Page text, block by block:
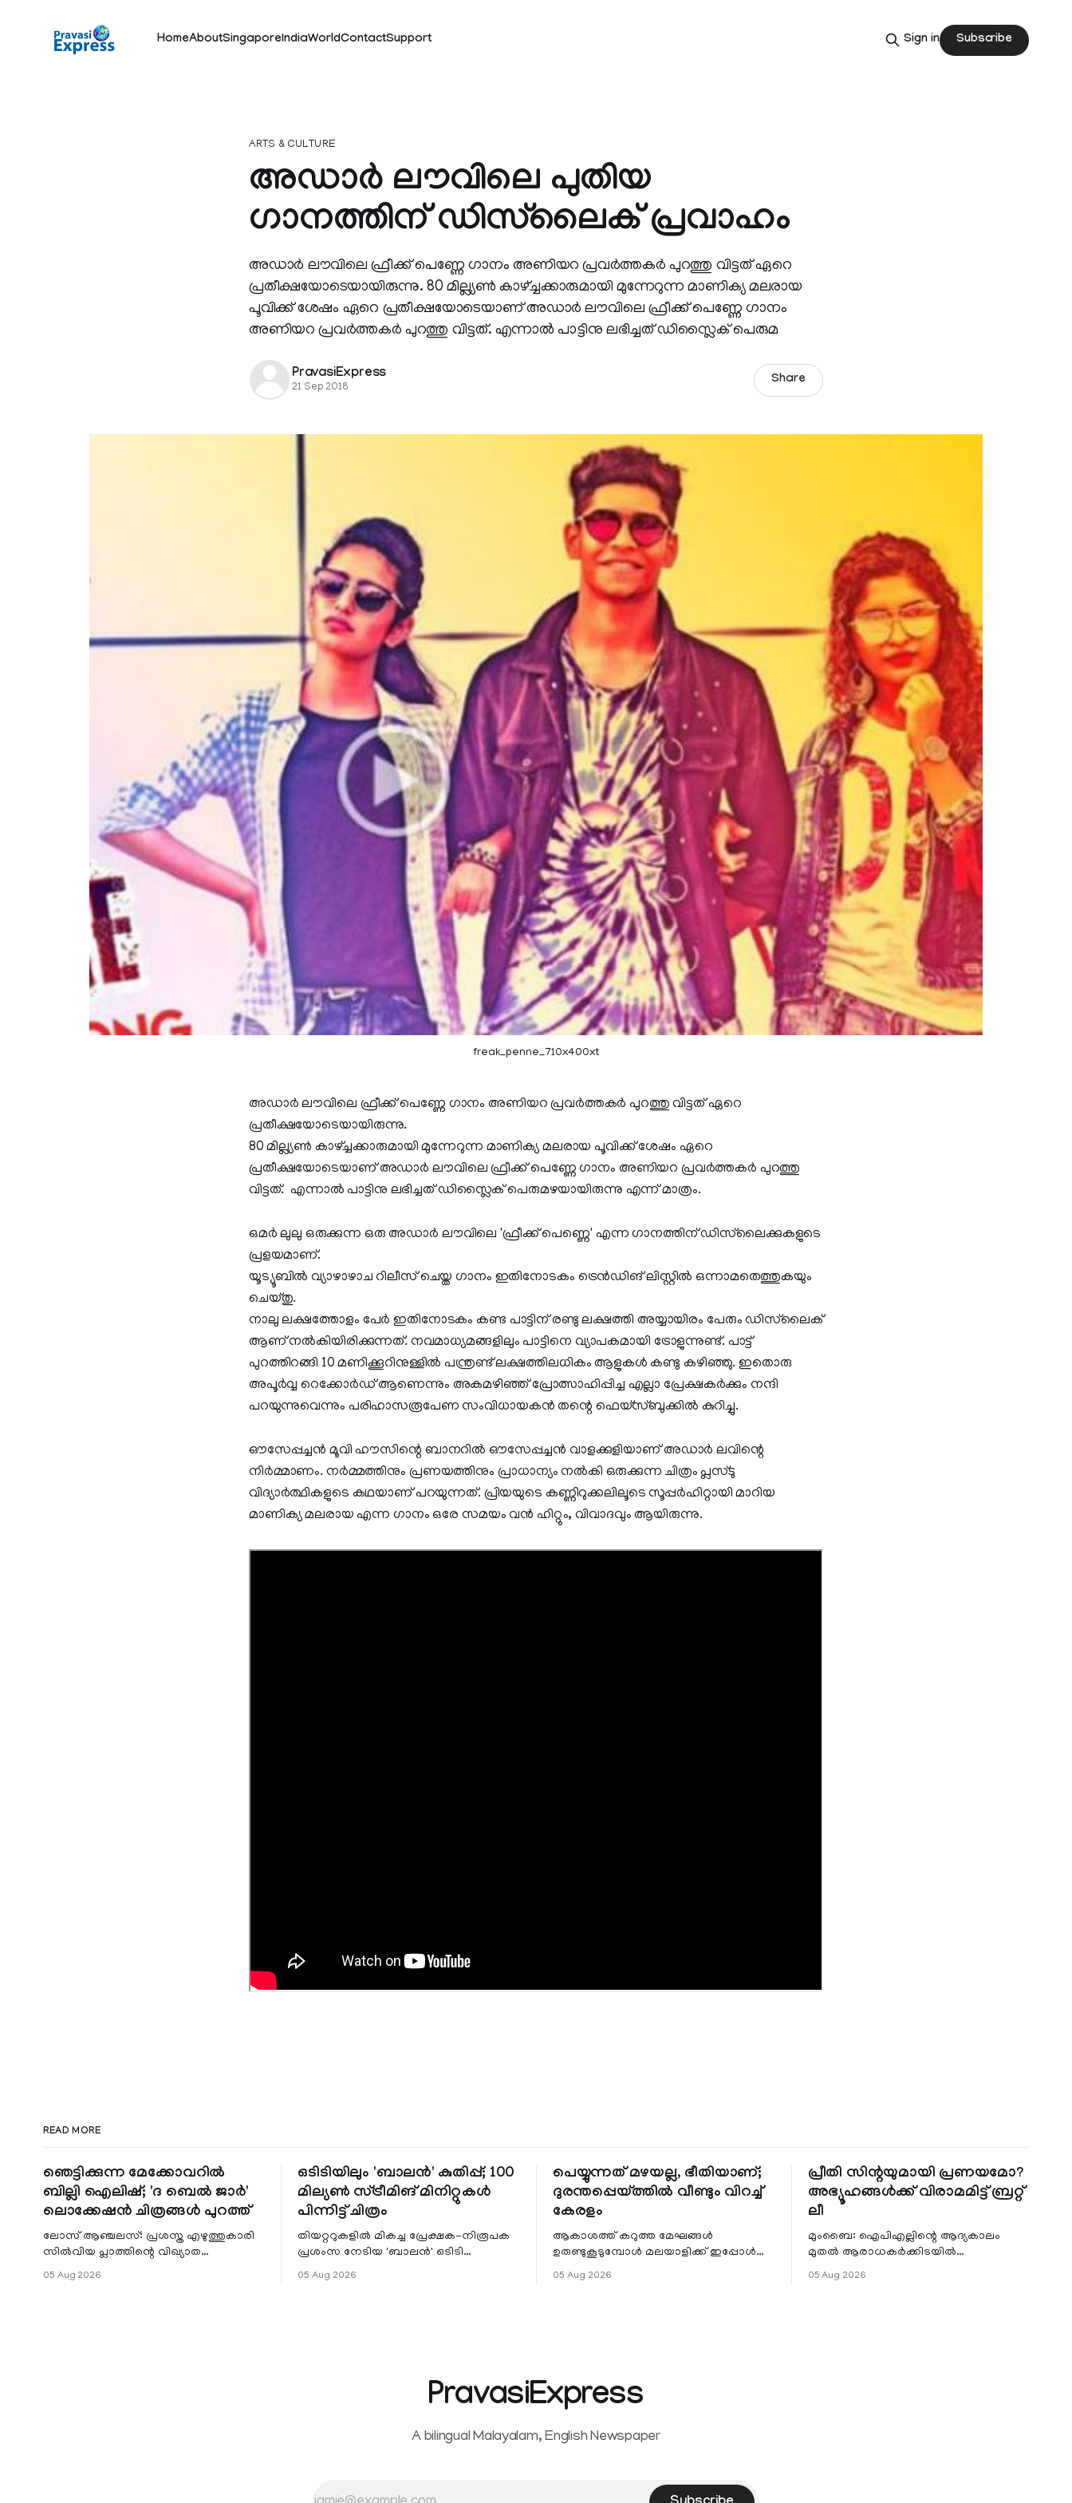
HomeAboutSingaporeIndiaWorldContactSupport Sign in Subscribe
ARTS & CULTURE
അഡാര്‍ ലൗവിലെ പുതിയ
ഗാനത്തിന് ഡിസ്‌ലൈക് പ്രവാഹം
അഡാര്‍ ലൗവിലെ ഫ്രീക്ക് പെണ്ണേ ഗാനം അണിയറ പ്രവർത്തകർ പുറത്തു വിട്ടത് ഏറെ
പ്രതീക്ഷയോടെയായിരുന്നു. 80 മില്ല്യണ്‍ കാഴ്ച്ചക്കാരുമായി മുന്നേറുന്ന മാണിക്യ മലരായ
പൂവിക്ക് ശേഷം ഏറെ പ്രതീക്ഷയോടെയാണ് അഡാര്‍ ലൗവിലെ ഫ്രീക്ക് പെണ്ണേ ഗാനം
അണിയറ പ്രവർത്തകർ പുറത്തു വിട്ടത്. എന്നാല്‍ പാട്ടിനു ലഭിച്ചത് ഡിസ്ലൈക്‌ പെരുമ
PravasiExpress
21 Sep 2018
Share
freak_penne_710x400xt
അഡാര്‍ ലൗവിലെ ഫ്രീക്ക് പെണ്ണേ ഗാനം അണിയറ പ്രവർത്തകർ പുറത്തു വിട്ടത് ഏറെ
പ്രതീക്ഷയോടെയായിരുന്നു.
80 മില്ല്യണ്‍ കാഴ്ച്ചക്കാരുമായി മുന്നേറുന്ന മാണിക്യ മലരായ പൂവിക്ക് ശേഷം ഏറെ
പ്രതീക്ഷയോടെയാണ് അഡാര്‍ ലൗവിലെ ഫ്രീക്ക് പെണ്ണേ ഗാനം അണിയറ പ്രവർത്തകർ പുറത്തു
വിട്ടത്. എന്നാല്‍ പാട്ടിനു ലഭിച്ചത് ഡിസ്ലൈക്‌ പെരുമഴയായിരുന്നു എന്ന് മാത്രം.
ഒമര്‍ ലുലു ഒരുക്കുന്ന ഒരു അഡാര്‍ ലൗവിലെ 'ഫ്രീക്ക് പെണ്ണെ' എന്ന ഗാനത്തിന് ഡിസ്‌ലൈക്കുകളുടെ
പ്രളയമാണ്.
യൂട്യൂബില്‍ വ്യാഴാഴാച റിലീസ് ചെയ്ത ഗാനം ഇതിനോടകം ട്രെന്‍ഡിങ് ലിസ്റ്റില്‍ ഒന്നാമതെത്തുകയും
ചെയ്തു.
നാലു ലക്ഷത്തോളം പേർ ഇതിനോടകം കണ്ട പാട്ടിന് രണ്ടു ലക്ഷത്തി അയ്യായിരം പേരും ഡിസ്‌ലൈക്
ആണ് നൽകിയിരിക്കുന്നത്. നവമാധ്യമങ്ങളിലും പാട്ടിനെ വ്യാപകമായി ട്രോളുന്നുണ്ട്. പാട്ട്
പുറത്തിറങ്ങി 10 മണിക്കൂറിനുള്ളില്‍ പന്ത്രണ്ട് ലക്ഷത്തിലധികം ആളുകള്‍ കണ്ടു കഴിഞ്ഞു. ഇതൊരു
അപൂര്‍വ്വ റെക്കോര്‍ഡ് ആണെന്നും അകമഴിഞ്ഞ് പ്രോത്സാഹിപ്പിച്ച എല്ലാ പ്രേക്ഷകര്‍ക്കും നന്ദി
പറയുന്നുവെന്നും പരിഹാസരൂപേണ സംവിധായകന്‍ തന്റെ ഫെയ്‌സ്ബുക്കില്‍ കുറിച്ചു.
ഔസേപ്പച്ചന്‍ മൂവി ഹൗസിന്റെ ബാനറില്‍ ഔസേപ്പച്ചന്‍ വാളക്കുളിയാണ് അഡാര്‍ ലവിന്റെ
നിര്‍മ്മാണം. നര്‍മ്മത്തിനും പ്രണയത്തിനും പ്രാധാന്യം നല്‍കി ഒരുക്കുന്ന ചിത്രം പ്ലസ്ടു
വിദ്യാര്‍ത്ഥികളുടെ കഥയാണ് പറയുന്നത്. പ്രിയയുടെ കണ്ണിറുക്കലിലൂടെ സൂപ്പര്‍ഹിറ്റായി മാറിയ
മാണിക്യ മലരായ എന്ന ഗാനം ഒരേ സമയം വൻ ഹിറ്റും, വിവാദവും ആയിരുന്നു.
READ MORE
ഞെട്ടിക്കുന്ന മേക്കോവറിൽ
ബില്ലി ഐലിഷ്; 'ദ ബെൽ ജാർ'
ലൊക്കേഷൻ ചിത്രങ്ങൾ പുറത്ത്
ലോസ് ആഞ്ചലസ്: പ്രശസ്ത എഴുത്തുകാരി
സിൽവിയ പ്ലാത്തിന്റെ വിഖ്യാത
ബെൽ ജാർ' എന്ന ചിത്രത്തി
05 Aug 2026
ഒടിടിയിലും 'ബാലൻ' കുതിപ്പ്; 100
മില്യൺ സ്ട്രീമിങ് മിനിറ്റുകൾ
പിന്നിട്ട് ചിത്രം
തിയറ്ററുകളിൽ മികച്ച പ്രേക്ഷക-നിരൂപക
പ്രശംസ നേടിയ 'ബാലൻ' ഒടിടി
തുടരുന്നു. സീ5-ൽ
05 Aug 2026
പെയ്യുന്നത് മഴയല്ല, ഭീതിയാണ്;
ദുരന്തപ്പെയ്ത്തിൽ വീണ്ടും വിറച്ച്
കേരളം
ആകാശത്ത് കറുത്ത മേഘങ്ങൾ
ഉരുണ്ടുകൂടുമ്പോൾ മലയാളിക്ക് ഇപ്പോൾ
വിറയലാണ്. മഴ ഒരുകാലത്ത്
05 Aug 2026
പ്രീതി സിന്റയുമായി പ്രണയമോ?
അഭ്യൂഹങ്ങൾക്ക് വിരാമമിട്ട് ബ്രറ്റ്
ലീ
മുംബൈ: ഐപിഎല്ലിന്റെ ആദ്യകാലം
മുതൽ ആരാധകർക്കിടയിൽ
പ്രണയ അഭ്യൂഹങ്ങൾ തള്ളി മുൻ
05 Aug 2026
PravasiExpress
A bilingual Malayalam, English Newspaper